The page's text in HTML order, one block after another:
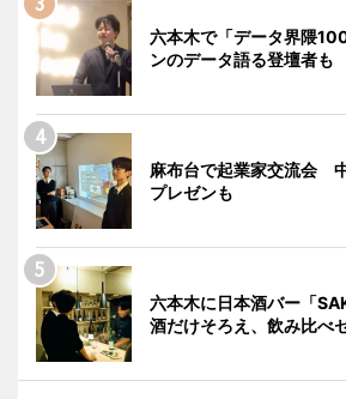
六本木で「データ界隈
ンのデータ語る登壇者も
麻布台で起業家交流会
プレゼンも
六本木に日本酒バー「
酒だけそろえ、飲み比べ